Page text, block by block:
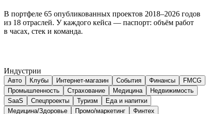
В портфеле 65 опубликованных проектов 2018–2026 годов
из 18 отраслей. У каждого кейса — паспорт: объём работ
в часах, стек и команда.
Индустрии
Авто Клубы Интернет-магазин События Финансы
FMCG
Промышленность
Страхование Медицина
Недвижимость
SaaS
Спецпроекты Туризм
Еда и напитки
Медицина/Здоровье
Промо/маркетинг Финтех